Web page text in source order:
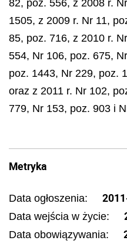
82, poz. 556, z 2008 r.
1505, z 2009 r. Nr 11,
85, poz. 716, z 2010 r.
554, Nr 106, poz. 675,
poz. 1443, Nr 229, poz.
oraz z 2011 r. Nr 102,
779, Nr 153, poz. 903 i
Metryka
Data ogłoszenia:
Data wejścia w życie:
Data obowiązywania: